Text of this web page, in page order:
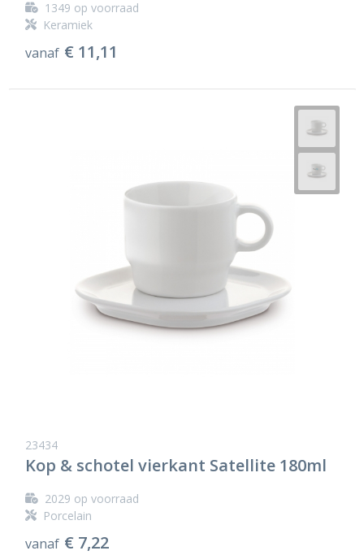
1349 op voorraad
Keramiek
vanaf € 11,11
23434
Kop & schotel vierkant Satellite 180ml
2029 op voorraad
Porcelain
vanaf € 7,22